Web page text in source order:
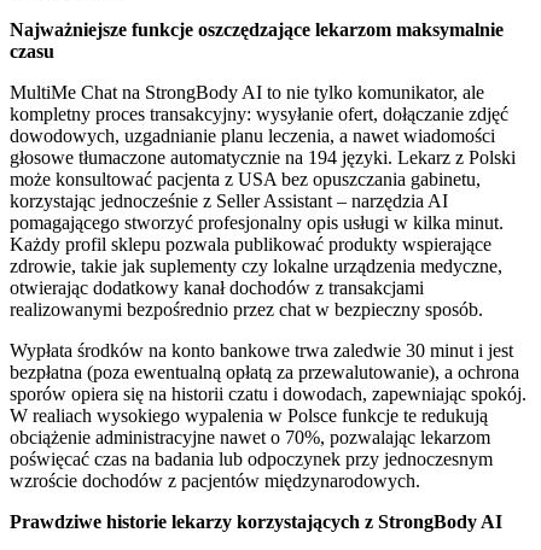
Najważniejsze funkcje oszczędzające lekarzom maksymalnie
czasu
MultiMe Chat na StrongBody AI to nie tylko komunikator, ale
kompletny proces transakcyjny: wysyłanie ofert, dołączanie zdjęć
dowodowych, uzgadnianie planu leczenia, a nawet wiadomości
głosowe tłumaczone automatycznie na 194 języki. Lekarz z Polski
może konsultować pacjenta z USA bez opuszczania gabinetu,
korzystając jednocześnie z Seller Assistant – narzędzia AI
pomagającego stworzyć profesjonalny opis usługi w kilka minut.
Każdy profil sklepu pozwala publikować produkty wspierające
zdrowie, takie jak suplementy czy lokalne urządzenia medyczne,
otwierając dodatkowy kanał dochodów z transakcjami
realizowanymi bezpośrednio przez chat w bezpieczny sposób.
Wypłata środków na konto bankowe trwa zaledwie 30 minut i jest
bezpłatna (poza ewentualną opłatą za przewalutowanie), a ochrona
sporów opiera się na historii czatu i dowodach, zapewniając spokój.
W realiach wysokiego wypalenia w Polsce funkcje te redukują
obciążenie administracyjne nawet o 70%, pozwalając lekarzom
poświęcać czas na badania lub odpoczynek przy jednoczesnym
wzroście dochodów z pacjentów międzynarodowych.
Prawdziwe historie lekarzy korzystających z StrongBody AI